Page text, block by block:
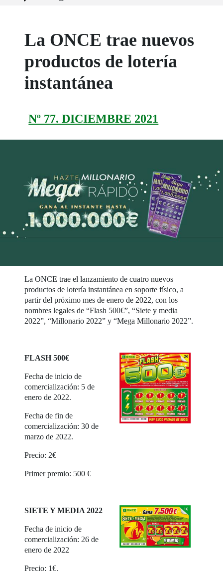
La ONCE trae nuevos
productos de lotería
instantánea
Nº 77. DICIEMBRE 2021
La ONCE trae el lanzamiento de cuatro nuevos
productos de lotería instantánea en soporte físico, a
partir del próximo mes de enero de 2022, con los
nombres legales de “Flash 500€”, “Siete y media
2022”, “Millonario 2022” y “Mega Millonario 2022”.
FLASH 500€
Fecha de inicio de
comercialización: 5 de
enero de 2022.
Fecha de fin de
comercialización: 30 de
marzo de 2022.
Precio: 2€
Primer premio: 500 €
SIETE Y MEDIA 2022
Fecha de inicio de
comercialización: 26 de
enero de 2022
Precio: 1€.